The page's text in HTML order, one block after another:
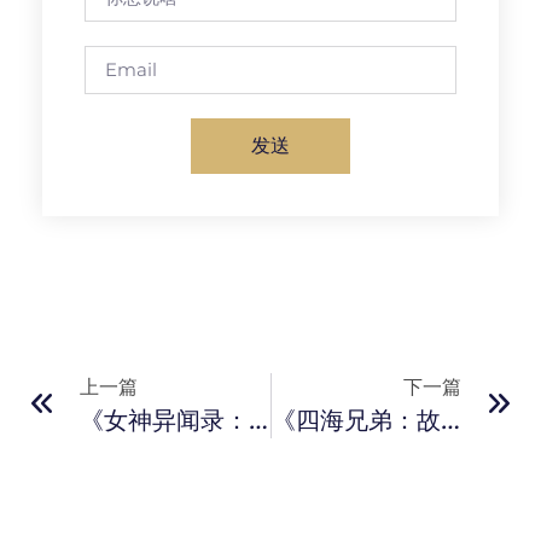
发送
上一篇
《女神异闻录：夜幕魅影》登陆Steam平台 P3R联动篇章5月启幕
下一篇
《四海兄弟：故乡》发售日期意外曝光 8月8日正式发售